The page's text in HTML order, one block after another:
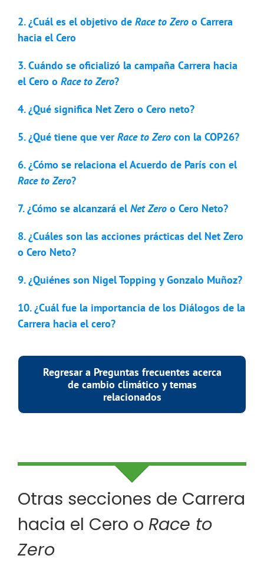
2. ¿Cuál es el objetivo de Race to Zero o Carrera
hacia el Cero
3. Cuándo se oficializó la campaña Carrera hacia
el Cero o Race to Zero?
4. ¿Qué significa Net Zero o Cero neto?
5. ¿Qué tiene que verRace to Zero con la COP26?
6. ¿Cómo se relaciona el Acuerdo de París con el
Race to Zero?
7. ¿Cómo se alcanzará elNet Zero o Cero Neto?
8. ¿Cuáles son las acciones prácticas del Net Zero
o Cero Neto?
9. ¿Quiénes son Nigel Topping y Gonzalo Muñoz?
10. ¿Cuál fue la importancia de los Diálogos de la
Carrera hacia el cero?
Regresar a Preguntas frecuentes acerca
de cambio climático y temas
relacionados
Otras secciones de Carrera
hacia el Cero o Race to
Zero